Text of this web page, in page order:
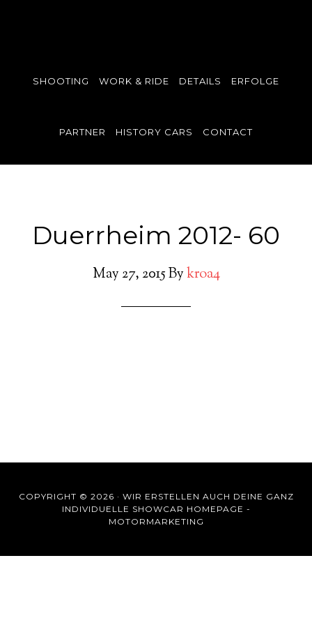
SHOOTING WORK & RIDE DETAILS ERFOLGE
PARTNER HISTORY CARS CONTACT
Duerrheim 2012- 60
May 27, 2015Bykroa4
COPYRIGHT © 2026 · WIR ERSTELLEN AUCH DEINE GANZ
INDIVIDUELLE SHOWCAR HOMEPAGE -
MOTORMARKETING